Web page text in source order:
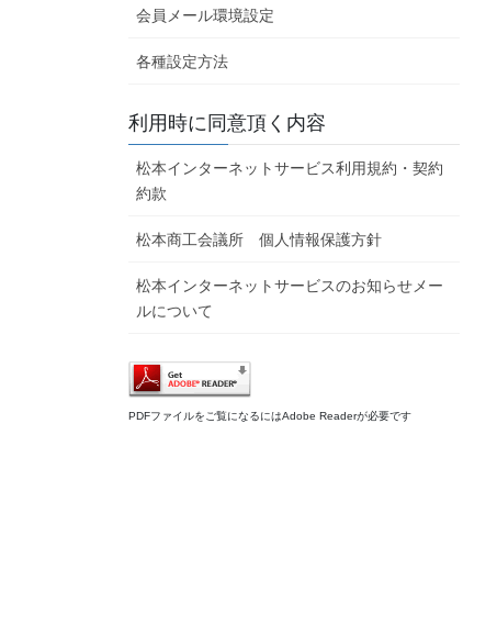
会員メール環境設定
各種設定方法
利用時に同意頂く内容
松本インターネットサービス利用規約・契約
約款
松本商工会議所 個人情報保護方針
松本インターネットサービスのお知らせメー
ルについて
PDFファイルをご覧になるにはAdobe Readerが必要です